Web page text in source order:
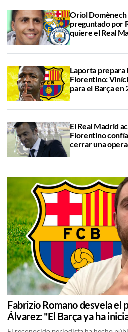
Oriol Domènech
preguntado por
quiere el Real
Laporta prepara
Florentino:
para el Barça en
El Real Madrid
Florentino
cerrar una
Fabrizio Romano desvela el
Álvarez: "El Barça ya ha